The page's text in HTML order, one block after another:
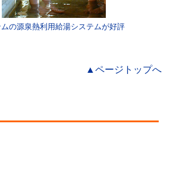
の源泉熱利用給湯システムが好評
▲ページトップへ